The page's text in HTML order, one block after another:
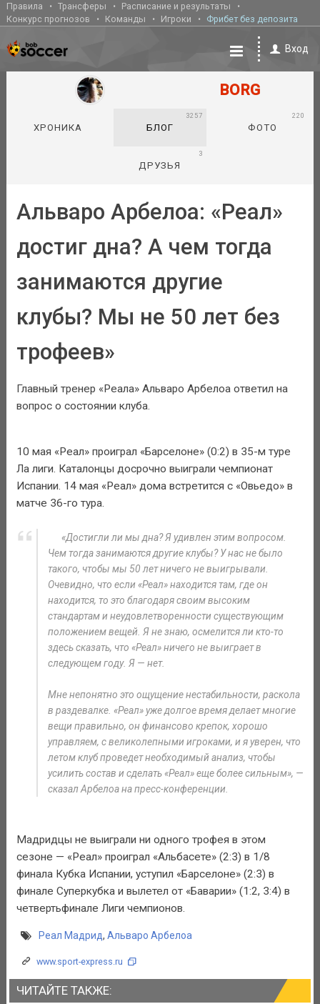
Правила Трансферы
Расписание и результаты
Конкурс прогнозов
Команды Игроки Фрибет без депозита
Вход
BORG
ХРОНИКА БЛОГ
3257
ФОТО
220
ДРУЗЬЯ
3
Альваро Арбелоа: «Реал»
достиг дна? А чем тогда
занимаются другие
клубы? Мы не 50 лет без
трофеев»
Главный тренер «Реала» Альваро Арбелоа ответил на
вопрос о состоянии клуба.
10 мая «Реал» проиграл «Барселоне» (0:2) в 35-м туре
Ла лиги. Каталонцы досрочно выиграли чемпионат
Испании. 14 мая «Реал» дома встретится с «Овьедо» в
матче 36-го тура.
«Достигли ли мы дна? Я удивлен этим вопросом.
Чем тогда занимаются другие клубы? У нас не было
такого, чтобы мы 50 лет ничего не выигрывали.
Очевидно, что если «Реал» находится там, где он
находится, то это благодаря своим высоким
стандартам и неудовлетворенности существующим
положением вещей. Я не знаю, осмелится ли кто-то
здесь сказать, что «Реал» ничего не выиграет в
следующем году. Я — нет.
Мне непонятно это ощущение нестабильности, раскола
в раздевалке. «Реал» уже долгое время делает многие
вещи правильно, он финансово крепок, хорошо
управляем, с великолепными игроками, и я уверен, что
летом клуб проведет необходимый анализ, чтобы
усилить состав и сделать «Реал» еще более сильным», —
сказал Арбелоа на пресс-конференции.
Мадридцы не выиграли ни одного трофея в этом
сезоне — «Реал» проиграл «Альбасете» (2:3) в 1/8
финала Кубка Испании, уступил «Барселоне» (2:3) в
финале Суперкубка и вылетел от «Баварии» (1:2, 3:4) в
четвертьфинале Лиги чемпионов.
Реал Мадрид, Альваро Арбелоа
www.sport-express.ru
ЧИТАЙТЕ ТАКЖЕ: